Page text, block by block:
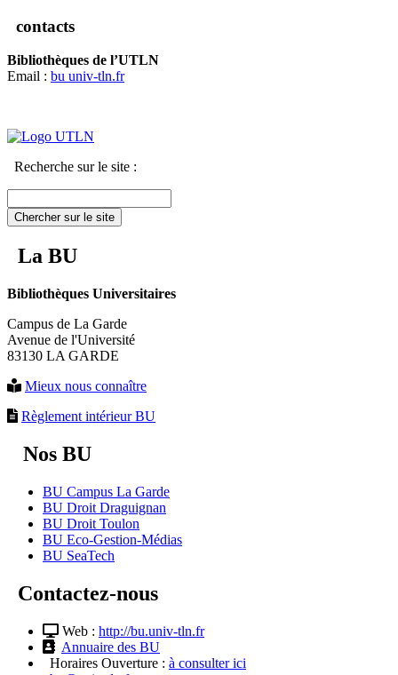
contacts
Bibliothèques de l’UTLN
Email : bu univ-tln.fr
Recherche sur le site :
Chercher sur le site
La BU
Bibliothèques Universitaires
Campus de La Garde
Avenue de l'Université
83130 LA GARDE
Mieux nous connaître
Règlement intérieur BU
Nos BU
BU Campus La Garde
BU Droit Draguignan
BU Droit Toulon
BU Eco-Gestion-Médias
BU SeaTech
Contactez-nous
Web : http://bu.univ-tln.fr
Annuaire des BU
Horaires Ouverture : à consulter ici